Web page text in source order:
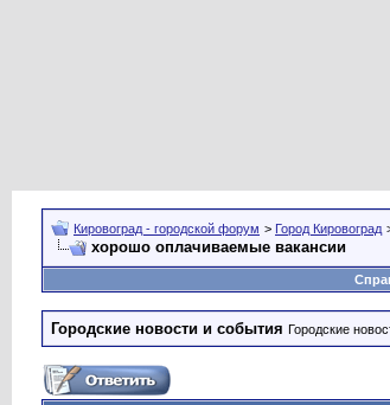
Кировоград - городской форум > Город Кировоград
хорошо оплачиваемые вакансии
Городские новости и события Городские